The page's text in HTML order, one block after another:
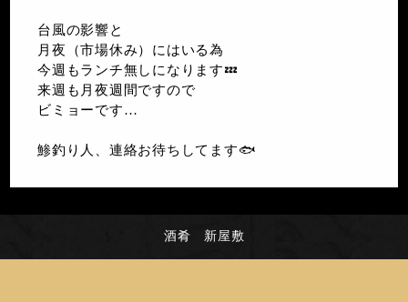
台風の影響と
月夜（市場休み）にはいる為
今週もランチ無しになります💤
来週も月夜週間ですので
ビミョーです…
鯵釣り人、連絡お待ちしてます🐟
酒肴 新屋敷